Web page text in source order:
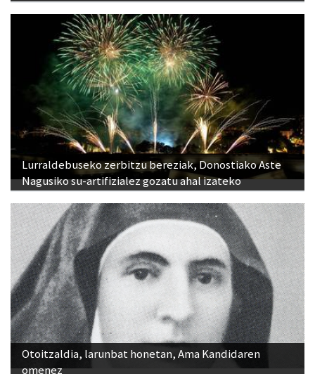
Lurraldebuseko zerbitzu bereziak, Donostiako Aste
Nagusiko su-artifizialez gozatu ahal izateko
Otoitzaldia, larunbat honetan, Ama Kandidaren
omenez